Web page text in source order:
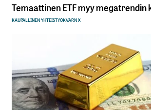
Temaattinen ETF myy
KAUPALLINEN YHTEISTYÖKVARN X